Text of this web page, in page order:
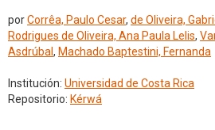
porCorrêa, Paulo Cesar, de Oliveira,
Rodrigues de Oliveira, Ana Paula Lelis,
Asdrúbal, Machado Baptestini, Fernanda
Institución: Universidad de Costa Rica
Repositorio: Kérwá